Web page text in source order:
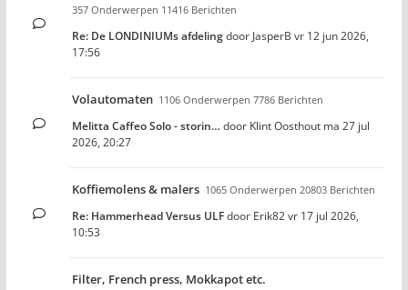
357 Onderwerpen 11416 Berichten
Re: De LONDINIUMs afdelingdoor JasperB vr 12 jun 2026,
17:56
Volautomaten 1106 Onderwerpen 7786 Berichten
Melitta Caffeo Solo - storin… door Klint Oosthout ma 27 jul
2026, 20:27
Koffiemolens & malers 1065 Onderwerpen 20803 Berichten
Re: Hammerhead Versus ULFdoor Erik82vr 17 jul 2026,
10:53
Filter, French press, Mokkapot etc.